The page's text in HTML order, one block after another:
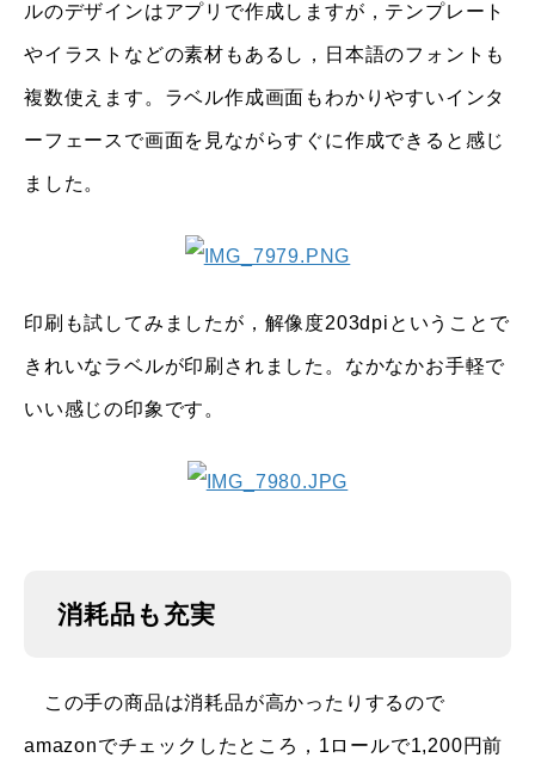
ルのデザインはアプリで作成しますが，テンプレート
やイラストなどの素材もあるし，日本語のフォントも
複数使えます。ラベル作成画面もわかりやすいインタ
ーフェースで画面を見ながらすぐに作成できると感じ
ました。
印刷も試してみましたが，解像度203dpiということで
きれいなラベルが印刷されました。なかなかお手軽で
いい感じの印象です。
消耗品も充実
この手の商品は消耗品が高かったりするので
amazonでチェックしたところ，1ロールで1,200円前